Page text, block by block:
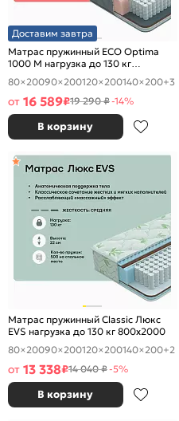
Доставим завтра
Матрас пружинный ECO Optima
1000 M нагрузка до 130 кг
800x2000
80×20090×200120×200140×200+3
от 16 589₽19 290 ₽-14%
В корзину
Матрас пружинный Classic Люкс
EVS нагрузка до 130 кг 800x2000
80×20090×200120×200140×200+2
от 13 338₽14 040 ₽-5%
В корзину